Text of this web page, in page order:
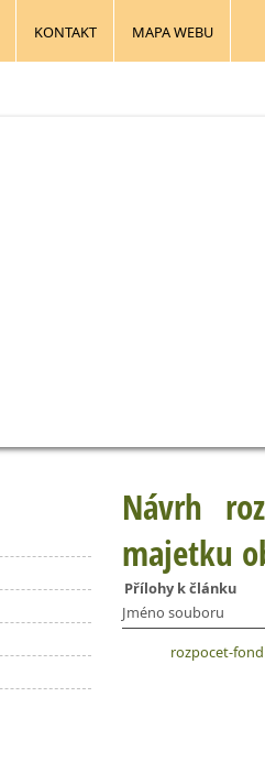
KONTAKT MAPA WEBU
Návrh
majetku
Přílohy k článku
Jméno souboru
rozpocet-